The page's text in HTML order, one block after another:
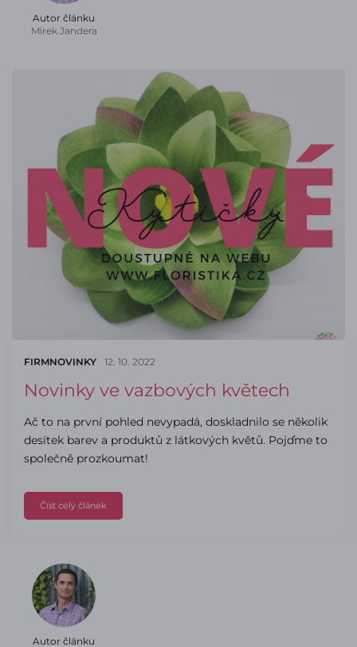
Autor článku
Mirek Jandera
FIRMNOVINKY 12. 10. 2022
Novinky ve vazbových květech
Ač to na první pohled nevypadá, doskladnilo se několik
desítek barev a produktů z látkových květů. Pojďme to
společně prozkoumat!
Číst celý článek
Autor článku